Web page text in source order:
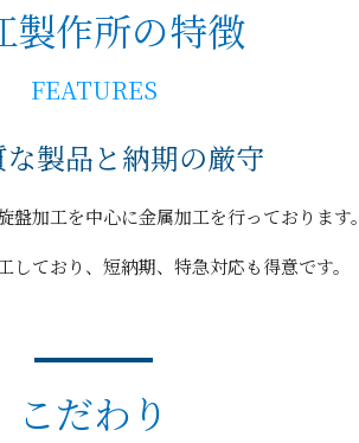
製作所の特徴
FEATURES
製品と納期の厳守
盤加工を中心に金属加工を行っております。
しており、短納期、特急対応も得意です。
こだわり